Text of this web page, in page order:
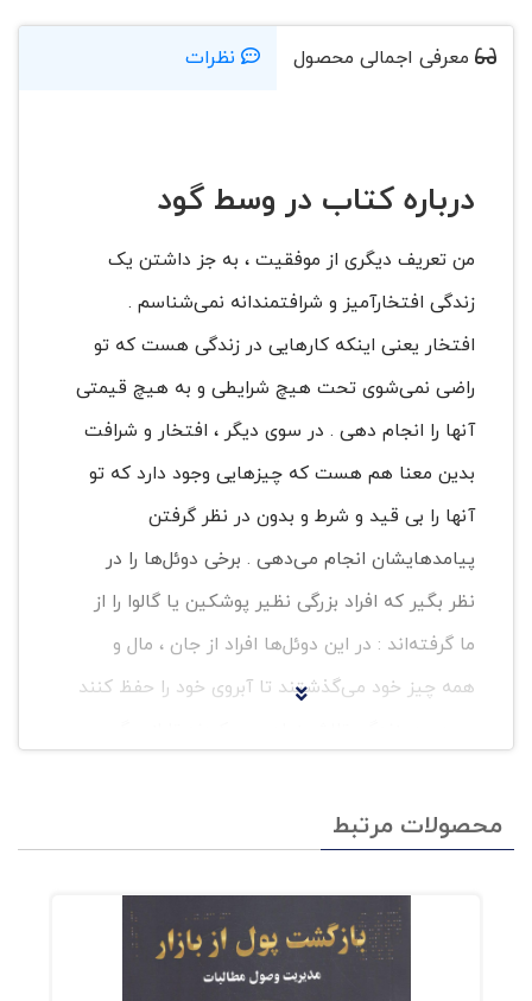
معرفی اجمالی محصول نظرات
درباره کتاب در وسط گود
من تعریف دیگری از موفقیت ، به جز داشتن یک
زندگی افتخارآمیز و شرافتمندانه نمی‌شناسم .
افتخار یعنی اینکه کارهایی در زندگی هست که تو
راضی نمی‌شوی تحت هیچ شرایطی و به هیچ قیمتی
آنها را انجام دهی . در سوی دیگر ، افتخار و شرافت
بدین معنا هم هست که چیزهایی وجود دارد که تو
آنها را بی قید و شرط و بدون در نظر گرفتن
پیامدهایشان انجام می‌دهی . برخی دوئل‌ها را در
نظر بگیر که افراد بزرگی نظیر پوشکین یا گالوا را از
ما گرفته‌اند : در این دوئل‌ها افراد از جان ، مال و
همه چیز خود می‌گذشتند تا آبروی خود را حفظ کنند
افراد ، (( مثل یک بزدل زندگی کردن ))هیچ فضیلتی
نداشت و مرگ را بر آن ترجیح می‌دادند . روزی مادر
یک سرباز اسپارتی به پسرش گفت : یا با آن یا به
روی آن به این معنا که یا به همراه سپرت برگرد ، یا
زنده برنگرد( در آن زمان .از برین بوده که جنازه
محصولات مرتبط